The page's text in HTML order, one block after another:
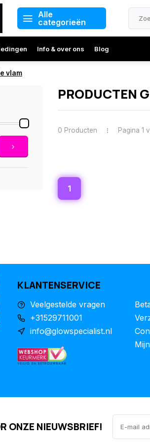
Alle
categorieën
Info & over ons Blog
vlam
PRODUCTEN
0 Producten Pagina 1
1
KLANTENSERVICE
Veelgestelde vragen
+31529711001
info@glowspecialist.nl
ONZE NIEUWSBRIEF!